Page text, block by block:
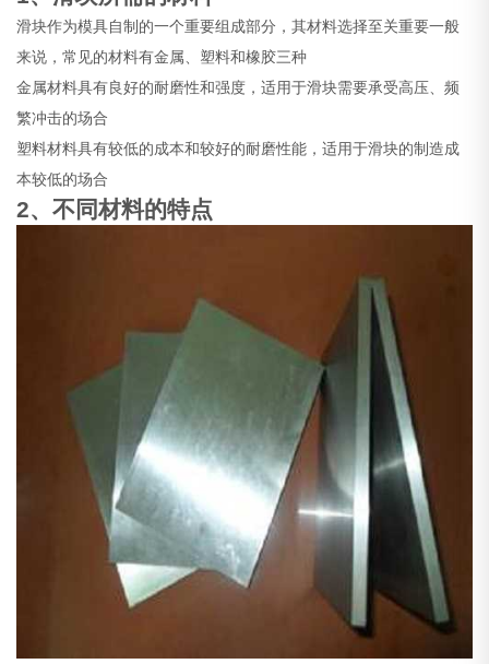
滑块作为模具自制的一个重要组成部分，其材料选择至关重要一般
来说，常见的材料有金属、塑料和橡胶三种
金属材料具有良好的耐磨性和强度，适用于滑块需要承受高压、频
繁冲击的场合
塑料材料具有较低的成本和较好的耐磨性能，适用于滑块的制造成
本较低的场合
2、不同材料的特点